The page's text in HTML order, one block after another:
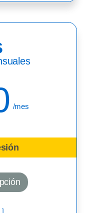
/mes
]